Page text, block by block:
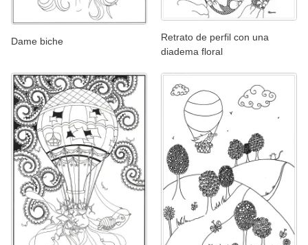
Dame biche
Retrato de perfil con una
diadema floral